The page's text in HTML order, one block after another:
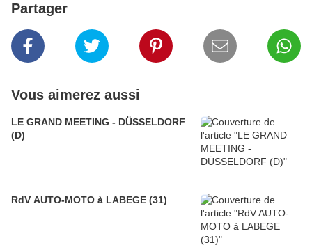
Partager
Vous aimerez aussi
LE GRAND MEETING - DÜSSELDORF
(D)
RdV AUTO-MOTO à LABEGE (31)